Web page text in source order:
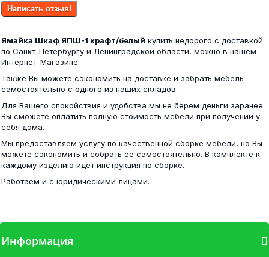
Фиеста шкаф 4-х створчатый венге/лоредо
8 300 ₽
Ямайка Вешалка ЯПВ-1 белый
3 800 ₽
Диван Петербург 20
Написать отзыв!
Ямайка Шкаф ЯПШ-1 крафт/белый купить недорого с доставкой
по Санкт-Петербургу и Ленинградской области, можно в нашем
Интернет-Магазине.
Также Вы можете сэкономить на доставке и забрать мебель
самостоятельно с одного из наших складов.
Для Вашего спокойствия и удобства мы не берем деньги заранее.
Вы сможете оплатить полную стоимость мебели при получении у
себя дома.
Мы предоставляем услугу по качественной сборке мебели, но Вы
можете сэкономить и собрать ее самостоятельно. В комплекте к
каждому изделию идет инструкция по сборке.
Работаем и с юридическими лицами.
Информация